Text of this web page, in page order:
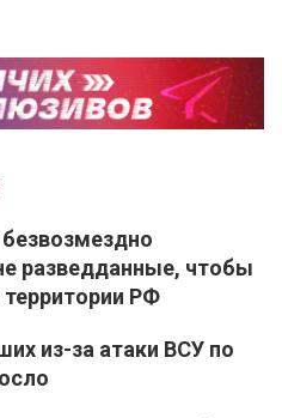
разведданные, чтобы
РФ
из-за атаки ВСУ по